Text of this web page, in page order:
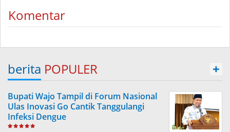
Komentar
berita POPULER +
Bupati Wajo Tampil di Forum Nasional
Ulas Inovasi Go Cantik Tanggulangi
Infeksi Dengue